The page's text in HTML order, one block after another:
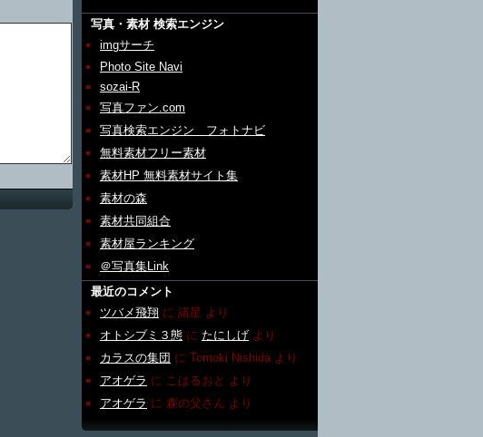
写真・素材 検索エンジン
imgサーチ
Photo Site Navi
sozai-R
写真ファン.com
写真検索エンジン フォトナビ
無料素材フリー素材
素材HP 無料素材サイト集
素材の森
素材共同組合
素材屋ランキング
＠写真集Link
最近のコメント
ツバメ飛翔 に 諸星 より
オトシブミ３態 に たにしげ より
カラスの集団 に Tomoki Nishida より
アオゲラ に こはるおと より
アオゲラ に 森の父さん より